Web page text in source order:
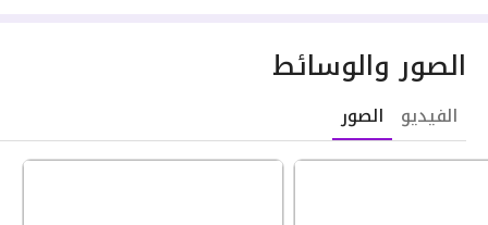
الصور والوسائط
الفيديو الصور